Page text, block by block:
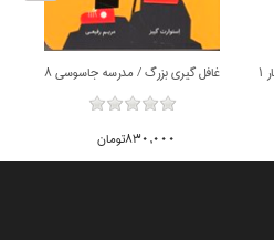
غافل گيري بزرگ / مدرسه جاسوسي 8
830,000تومان